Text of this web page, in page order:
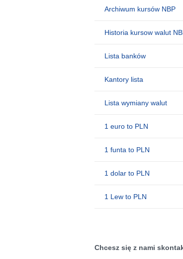
Archiwum kursów NBP
Historia kursow walut
Lista banków
Kantory lista
Lista wymiany walut
1 euro to PLN
1 funta to PLN
1 dolar to PLN
1 Lew to PLN
Chcesz się z nami